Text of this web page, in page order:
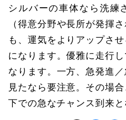
シルバーの車体なら洗練
（得意分野や長所が発揮
も、運気をよりアップさ
になります。優雅に走行
なります。一方、急発進
見たなら要注意。その場
下での急なチャンス到来と